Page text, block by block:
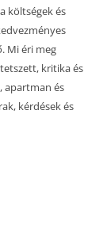
költségek és
Mi éri meg
kritika és
apartman és
kérdések és